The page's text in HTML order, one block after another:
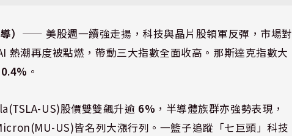
） ⸺ 美股週一續強走揚，科技與晶片股領軍反彈，市場對
熱潮再度被點燃，帶動三大指數全面收高。那斯達克指數大
0.4% 。
US)股價雙雙飆升逾 6% ，半導體族群亦強勢表現，
US)皆名列大漲行列。一籃子追蹤「七巨頭」科技